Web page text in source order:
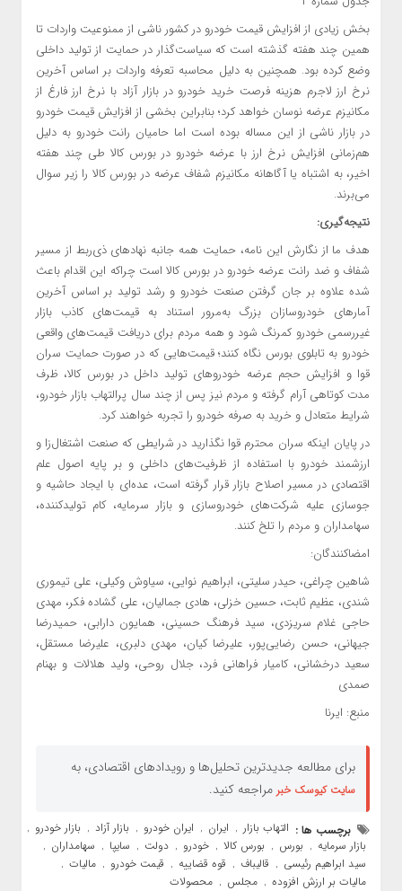
بخش زیادی از افزایش قیمت خودرو در کشور ناشی از ممنوعیت واردات تا
همین چند هفته گذشته است که سیاست‌گذار در حمایت از تولید داخلی
وضع کرده بود. همچنین به دلیل محاسبه تعرفه واردات بر اساس آخرین
نرخ ارز لاجرم هزینه فرصت خرید خودرو در بازار آزاد با نرخ ارز فارغ از
مکانیزم عرضه نوسان خواهد کرد؛ بنابراین بخشی از افزایش قیمت خودرو
در بازار ناشی از این مساله بوده است اما حامیان رانت خودرو به دلیل
هم‌زمانی افزایش نرخ ارز با عرضه خودرو در بورس کالا طی چند هفته
اخیر، به اشتباه یا آگاهانه مکانیزم شفاف عرضه در بورس کالا را زیر سوال
می‌برند.
نتیجه‌گیری:
هدف ما از نگارش این نامه، حمایت همه جانبه نهادهای ذی‌ربط از مسیر
شفاف و ضد رانت عرضه خودرو در بورس کالا است چراکه این اقدام باعث
شده علاوه بر جان گرفتن صنعت خودرو و رشد تولید بر اساس آخرین
آمارهای خودروسازان بزرگ به‌مرور استناد به قیمت‌های کاذب بازار
غیررسمی خودرو کمرنگ شود و همه مردم برای دریافت قیمت‌های واقعی
خودرو به تابلوی بورس نگاه کنند؛ قیمت‌هایی که در صورت حمایت سران
قوا و افزایش حجم عرضه خودروهای تولید داخل در بورس کالا، ظرف
مدت کوتاهی آرام گرفته و مردم نیز پس از چند سال پرالتهاب بازار خودرو،
شرایط متعادل و خرید به صرفه خودرو را تجربه خواهند کرد.
در پایان اینکه سران محترم قوا نگذارید در شرایطی که صنعت اشتغال‌زا و
ارزشمند خودرو با استفاده از ظرفیت‌های داخلی و بر پایه اصول علم
اقتصادی در مسیر اصلاح بازار قرار گرفته است، عده‌ای با ایجاد حاشیه و
جوسازی علیه شرکت‌های خودروسازی و بازار سرمایه، کام تولیدکننده،
سهامداران و مردم را تلخ کنند.
امضاکنندگان:
شاهین چراغی، حیدر سلیتی، ابراهیم نوایی، سیاوش وکیلی، علی تیموری
شندی، عظیم ثابت، حسین خزلی، هادی جمالیان، علی گشاده فکر، مهدی
حاجی غلام سریزدی، سید فرهنگ حسینی، همایون دارابی، حمیدرضا
جیهانی، حسن رضایی‌پور، علیرضا کیان، مهدی دلبری، علیرضا مستقل،
سعید درخشانی، کامیار فراهانی فرد، جلال روحی، ولید هلالات و بهنام
صمدی
منبع: ایرنا
برای مطالعه جدیدترین تحلیل‌ها و رویدادهای اقتصادی، به
سایت کیوسک خبر مراجعه کنید.
برچسب ها : التهاب بازار , ایران , ایران خودرو , بازار آزاد , بازار خودرو ,
بازار سرمایه , بورس , بورس کالا , خودرو , دولت , سایپا , سهامداران ,
سید ابراهیم رئیسی , قالیباف , قوه قضاییه , قیمت خودرو , مالیات ,
مالیات بر ارزش افزوده , مجلس , محصولات